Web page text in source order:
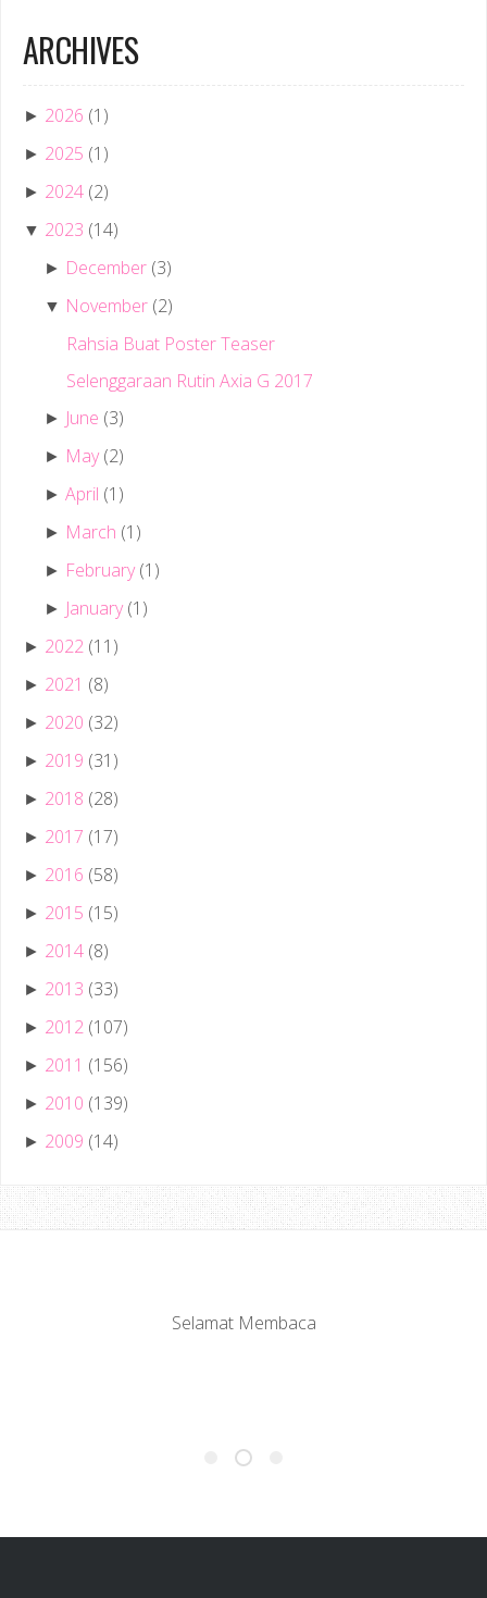
ARCHIVES
► 2026 (1)
► 2025 (1)
► 2024 (2)
▼ 2023 (14)
► December (3)
▼ November (2)
Rahsia Buat Poster Teaser
Selenggaraan Rutin Axia G 2017
► June (3)
► May (2)
►April (1)
► March (1)
► February (1)
► January (1)
► 2022 (11)
► 2021 (8)
► 2020 (32)
► 2019 (31)
► 2018 (28)
► 2017 (17)
► 2016 (58)
► 2015 (15)
► 2014 (8)
► 2013 (33)
► 2012 (107)
► 2011 (156)
► 2010 (139)
► 2009 (14)
Selamat Membaca